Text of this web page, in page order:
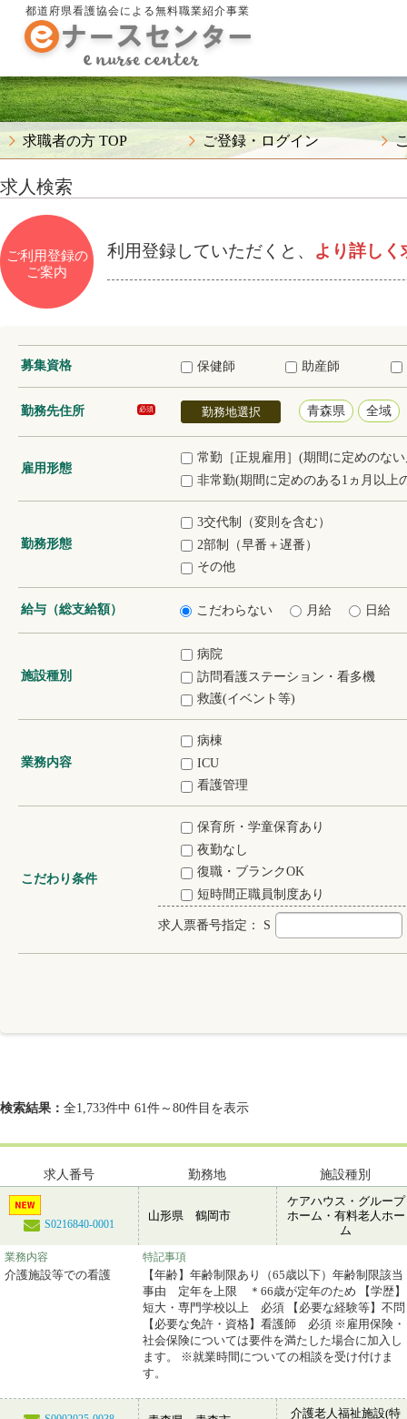
都道府県看護協会による無料職業紹介事業
求職者の方 TOP ご登録・ログイン
求人検索
ご利用登録の
ご案内
利用登録していただくと、 より詳しく
募集資格 保健師 助産師
勤務先住所 必須 勤務地選択 青森県 全域
雇用形態
常勤［正規雇用］(期間に定めのな
非常勤(期間に定めのある1ヵ月以上
勤務形態
3交代制（変則を含む）
2部制（早番＋遅番）
その他
給与（総支給額） こだわらない 月給 日給
施設種別
病院
訪問看護ステーション・看多機
救護(イベント等)
業務内容
病棟
ICU
看護管理
こだわり条件
保育所・学童保育あり
夜勤なし
復職・ブランクOK
短時間正職員制度あり
求人票番号指定： S
検索結果： 全1,733件中 61件～80件目を表示
求人番号 勤務地 施設種別
S0216840-0001
山形県 鶴岡市
ケアハウス・グループ
ホーム・有料老人ホー
ム
業務内容
介護施設等での看護
特記事項
【年齢】年齢制限あり（65歳以下）年齢制限該当
事由 定年を上限 ＊66歳が定年のため 【学歴】
短大・専門学校以上 必須 【必要な経験等】不問
【必要な免許・資格】看護師 必須 ※雇用保険・
社会保険については要件を満たした場合に加入し
ます。 ※就業時間についての相談を受け付けま
す。
介護老人福祉施設(特